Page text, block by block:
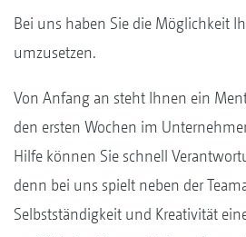
Bei uns haben Sie die Möglichkeit
umzusetzen.
Von Anfang an steht Ihnen ein
den ersten Wochen im
Hilfe können Sie schnell
denn bei uns spielt neben der
Selbstständigkeit und Kreativität